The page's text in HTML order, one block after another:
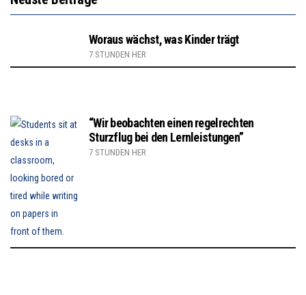
Woraus wächst, was Kinder trägt
7 STUNDEN HER
“Wir beobachten einen regelrechten
Sturzflug bei den Lernleistungen”
7 STUNDEN HER